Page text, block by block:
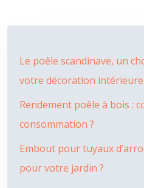
Le poêle scandinave, un
votre décoration intérieure
Rendement poêle à bois :
consommation ?
Embout pour tuyaux
pour votre jardin ?